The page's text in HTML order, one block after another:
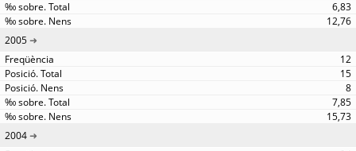
6,83
12,76
2005
12
15
8
7,85
15,73
2004